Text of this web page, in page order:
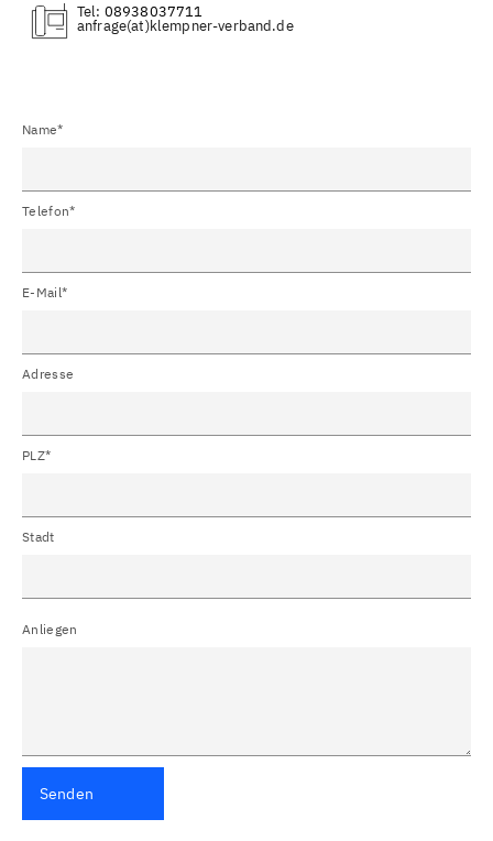
Tel: 08938037711
(at)
Name*
Telefon*
E-Mail*
Adresse
PLZ*
Stadt
Anliegen
Senden